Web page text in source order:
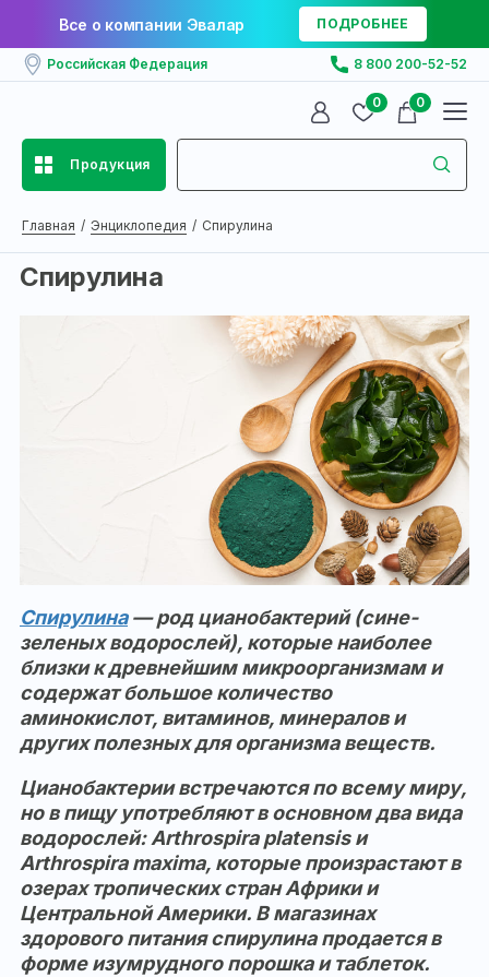
Все о компании Эвалар ПОДРОБНЕЕ
Российская Федерация 8 800 200-52-52
0 0
Продукция
Главная Энциклопедия Спирулина
Спирулина
Спирулина— род цианобактерий (сине-
зеленых водорослей), которые наиболее
близки к древнейшим микроорганизмам и
содержат большое количество
аминокислот, витаминов, минералов и
других полезных для организма веществ.
Цианобактерии встречаются по всему миру,
но в пищу употребляют в основном два вида
водорослей: Arthrospira platensis и
Arthrospira maxima, которые произрастают в
озерах тропических стран Африки и
Центральной Америки. В магазинах
здорового питания спирулина продается в
форме изумрудного порошка и таблеток.